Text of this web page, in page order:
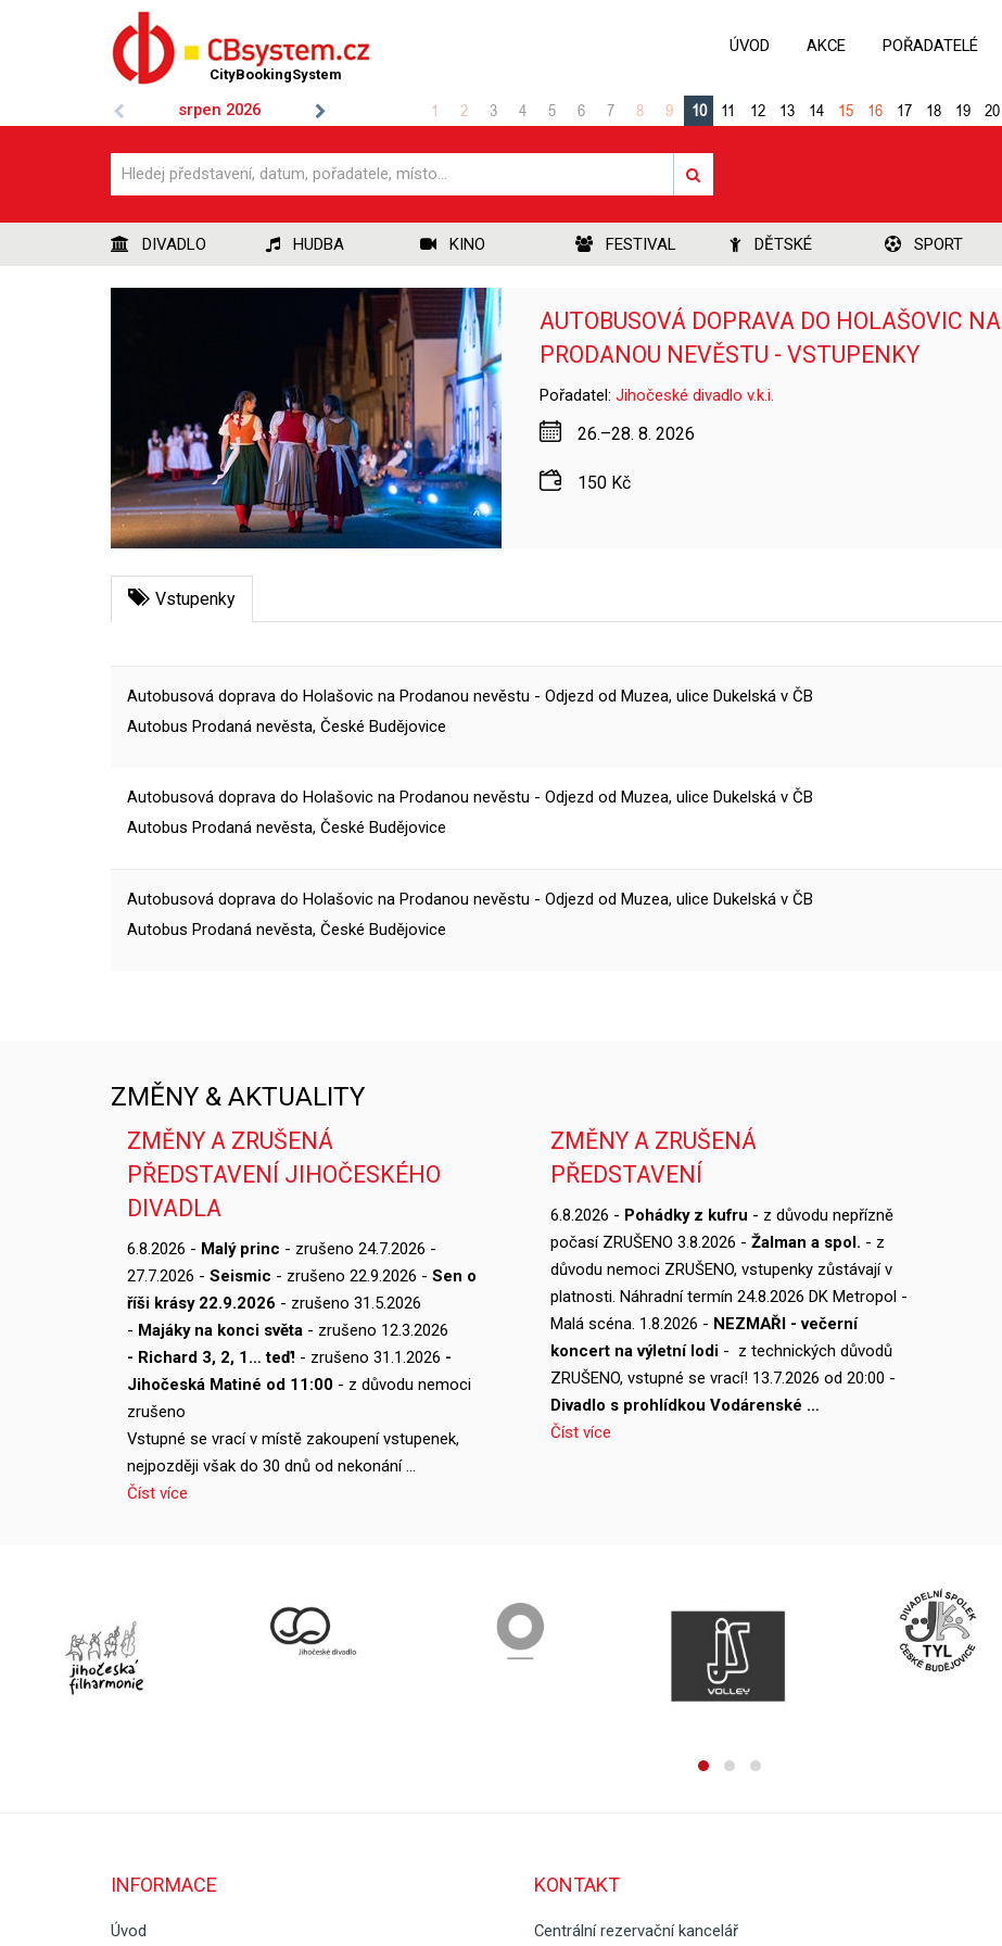
CityBookingSystem
ÚVOD AKCE POŘADATELÉ
srpen 2026 1 2 3 4 5 6 7 8 9 10 11 12 13 14 15 16 17 18 19 20
DIVADLO HUDBA KINO FESTIVAL DĚTSKÉ SPORT
AUTOBUSOVÁ DOPRAVA DO HOLAŠOVIC NA
PRODANOU NEVĚSTU - VSTUPENKY
Pořadatel: Jihočeské divadlo v.k.i.
26.–28. 8. 2026
150 Kč
Vstupenky
Autobusová doprava do Holašovic na Prodanou nevěstu - Odjezd od Muzea, ulice Dukelská v ČB
Autobus Prodaná nevěsta, České Budějovice
Autobusová doprava do Holašovic na Prodanou nevěstu - Odjezd od Muzea, ulice Dukelská v ČB
Autobus Prodaná nevěsta, České Budějovice
Autobusová doprava do Holašovic na Prodanou nevěstu - Odjezd od Muzea, ulice Dukelská v ČB
Autobus Prodaná nevěsta, České Budějovice
ZMĚNY & AKTUALITY
ZMĚNY A ZRUŠENÁ
PŘEDSTAVENÍ JIHOČESKÉHO
DIVADLA
6.8.2026 - Malý princ - zrušeno 24.7.2026 -
27.7.2026 - Seismic - zrušeno 22.9.2026 - Sen o
říši krásy 22.9.2026 - zrušeno 31.5.2026
- Majáky na konci světa - zrušeno 12.3.2026
- Richard 3, 2, 1… teď! - zrušeno 31.1.2026 -
Jihočeská Matiné od 11:00 - z důvodu nemoci
zrušeno
Vstupné se vrací v místě zakoupení vstupenek,
nejpozději však do 30 dnů od nekonání …
Číst více
ZMĚNY A ZRUŠENÁ
PŘEDSTAVENÍ
6.8.2026 - Pohádky z kufru - z důvodu nepřízně
počasí ZRUŠENO 3.8.2026 - Žalman a spol. - z
důvodu nemoci ZRUŠENO, vstupenky zůstávají v
platnosti. Náhradní termín 24.8.2026 DK Metropol -
Malá scéna. 1.8.2026 - NEZMAŘI - večerní
koncert na výletní lodi - z technických důvodů
ZRUŠENO, vstupné se vrací! 13.7.2026 od 20:00 -
Divadlo s prohlídkou Vodárenské …
Číst více
INFORMACE
Úvod
KONTAKT
Centrální rezervační kancelář